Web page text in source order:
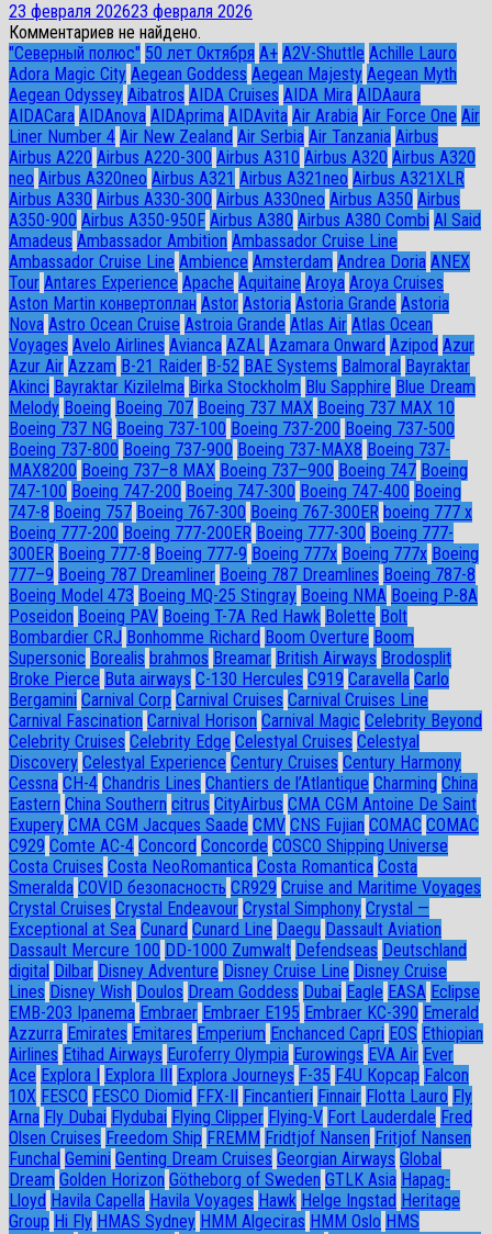
23 февраля 202623 февраля 2026
Комментариев не найдено.
"Северный полюс" 50 лет Октября A+ A2V-Shuttle Achille Lauro
Adora Magic City Aegean Goddess Aegean Majesty Aegean Myth
Aegean Odyssey Aibatros AIDA Cruises AIDA Mira AIDAaura
AIDACara AIDAnova AIDAprima AIDAvita Air Arabia Air Force One Air
Liner Number 4 Air New Zealand Air Serbia Air Tanzania Airbus
Airbus A220 Airbus A220-300 Airbus A310 Airbus A320 Airbus A320
neo Airbus A320neo Airbus A321 Airbus A321neo Airbus A321XLR
Airbus A330 Airbus A330-300 Airbus A330neo Airbus A350 Airbus
A350-900 Airbus A350-950F Airbus A380 Airbus A380 Combi Al Said
Amadeus Ambassador Ambition Ambassador Cruise Line
Ambassador Сruise Line Ambience Amsterdam Andrea Doria ANEX
Tour Antares Experience Apache Aquitaine Aroya Aroya Cruises
Aston Martin конвертоплан Astor Astoria Astoria Grande Astoria
Nova Astro Ocean Cruise Astroia Grande Atlas Air Atlas Ocean
Voyages Avelo Airlines Avianca AZAL Azamara Onward Azipod Azur
Azur Air Azzam B-21 Raider B-52 BAE Systems Balmoral Bayraktar
Akinci Bayraktar Kizilelma Birka Stockholm Blu Sapphire Blue Dream
Melody Boeing Boeing 707 Boeing 737 MAX Boeing 737 MAX 10
Boeing 737 NG Boeing 737-100 Boeing 737-200 Boeing 737-500
Boeing 737-800 Boeing 737-900 Boeing 737-MAX8 Boeing 737-
MAX8200 Boeing 737–8 MAX Boeing 737–900 Boeing 747 Boeing
747-100 Boeing 747-200 Boeing 747-300 Boeing 747-400 Boeing
747-8 Boeing 757 Boeing 767-300 Boeing 767-300ER boeing 777 x
Boeing 777-200 Boeing 777-200ER Boeing 777-300 Boeing 777-
300ER Boeing 777-8 Boeing 777-9 Boeing 777x Boeing 777х Boeing
777–9 Boeing 787 Dreamliner Boeing 787 Dreamlines Boeing 787-8
Boeing Model 473 Boeing MQ-25 Stingray Boeing NMA Boeing P-8A
Poseidon Boeing PAV Boeing T-7A Red Hawk Bolette Bolt
Bombardier CRJ Bonhomme Richard Boom Overture Boom
Supersonic Borealis brahmos Breamar British Airways Brodosplit
Broke Pierce Buta airways C-130 Hercules C919 Caravella Carlo
Bergamini Carnival Corp Carnival Cruises Carnival Cruises Line
Carnival Fascination Carnival Horison Carnival Magic Celebrity Beyond
Celebrity Cruises Celebrity Edge Celestyal Cruises Celestyal
Discovery Celestyal Experience Century Cruises Century Harmony
Cessna CH-4 Chandris Lines Chantiers de l’Atlantique Charming China
Eastern China Southern citrus CityAirbus CMA CGM Antoine De Saint
Exupery CMA CGM Jacques Saade CMV CNS Fujian COMAC COMAC
C929 Comte AC-4 Concord Concorde COSCO Shipping Universe
Costa Cruises Costa NeoRomantica Costa Romantica Costa
Smeralda COVID безопасность CR929 Cruise and Maritime Voyages
Crystal Cruises Crystal Endeavour Crystal Simphony Crystal —
Exceptional at Sea Cunard Cunard Line Daegu Dassault Aviation
Dassault Mercure 100 DD-1000 Zumwalt Defendseas Deutschland
digital Dilbar Disney Adventure Disney Cruise Line Disney Cruise
Lines Disney Wish Doulos Dream Goddess Dubai Eagle EASA Eclipse
EMB-203 Ipanema Embraer Embraer E195 Embraer KC-390 Emerald
Azzurra Emirates Emitares Emperium Enchanced Capri EOS Ethiopian
Airlines Etihad Airways Euroferry Olympia Eurowings EVA Air Ever
Ace Explora I Explora III Explora Journeys F-35 F4U Корсар Falcon
10X FESCO FESCO Diomid FFX-II Fincantieri Finnair Flotta Lauro Fly
Arna Fly Dubai Flydubai Flying Clipper Flying-V Fort Lauderdale Fred
Olsen Cruises Freedom Ship FREMM Fridtjof Nansen Fritjof Nansen
Funchal Gemini Genting Dream Cruises Georgian Airways Global
Dream Golden Horizon Götheborg of Sweden GTLK Asia Hapag-
Lloyd Havila Capella Havila Voyages Hawk Helge Ingstad Heritage
Group Hi Fly HMAS Sydney HMM Algeciras HMM Oslo HMS